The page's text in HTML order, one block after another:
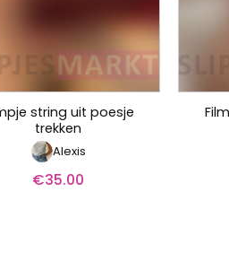
string uit poesje
trekken
Alexis
€35.00